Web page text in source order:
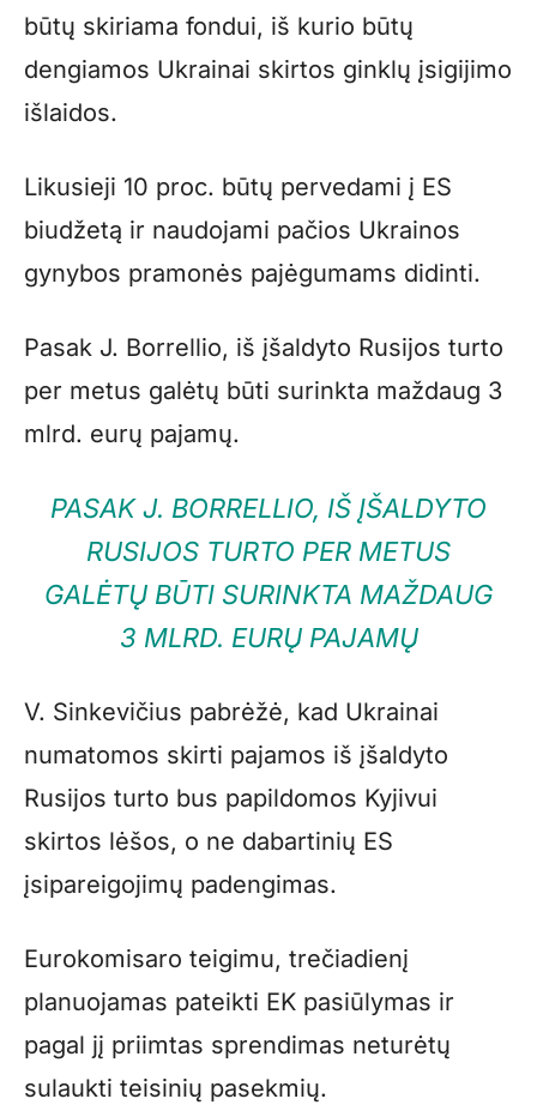
būtų skiriama fondui, iš kurio būtų
dengiamos Ukrainai skirtos ginklų įsigijimo
išlaidos.
Likusieji 10 proc. būtų pervedami į ES
biudžetą ir naudojami pačios Ukrainos
gynybos pramonės pajėgumams didinti.
Pasak J. Borrellio, iš įšaldyto Rusijos turto
per metus galėtų būti surinkta maždaug 3
mlrd. eurų pajamų.
PASAK J. BORRELLIO, IŠ ĮŠALDYTO
RUSIJOS TURTO PER METUS
GALĖTŲ BŪTI SURINKTA MAŽDAUG
3 MLRD. EURŲ PAJAMŲ
V. Sinkevičius pabrėžė, kad Ukrainai
numatomos skirti pajamos iš įšaldyto
Rusijos turto bus papildomos Kyjivui
skirtos lėšos, o ne dabartinių ES
įsipareigojimų padengimas.
Eurokomisaro teigimu, trečiadienį
planuojamas pateikti EK pasiūlymas ir
pagal jį priimtas sprendimas neturėtų
sulaukti teisinių pasekmių.